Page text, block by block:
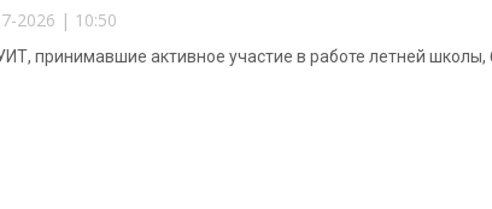
2026 | 10:50
принимавшие активное участие в работе летней